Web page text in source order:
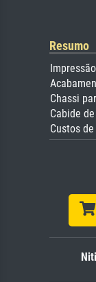
Resumo
Chassi
Cabide
Custos